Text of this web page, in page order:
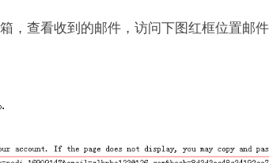
，查看收到的邮件，访问下图红框位置邮